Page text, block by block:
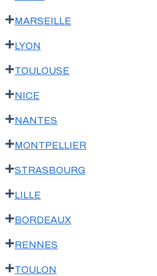
MARSEILLE
LYON
TOULOUSE
NICE
NANTES
MONTPELLIER
STRASBOURG
LILLE
BORDEAUX
RENNES
TOULON